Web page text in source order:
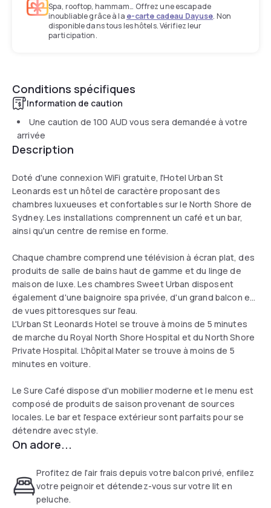
Spa, rooftop, hammam… Offrez une escapade
inoubliable grâce à la e-carte cadeau Dayuse. Non
disponible dans tous les hôtels. Vérifiez leur
participation.
Conditions spécifiques
Information de caution
Une caution de100 AUD vous sera demandée à votre
arrivée
Description
Doté d'une connexion WiFi gratuite, l'Hotel Urban St
Leonards est un hôtel de caractère proposant des
chambres luxueuses et confortables sur le North Shore de
Sydney. Les installations comprennent un café et un bar,
ainsi qu'un centre de remise en forme.
Chaque chambre comprend une télévision à écran plat, des
produits de salle de bains haut de gamme et du linge de
maison de luxe. Les chambres Sweet Urban disposent
également d'une baignoire spa privée, d'un grand balcon et
de vues pittoresques sur l'eau.
L'Urban St Leonards Hotel se trouve à moins de 5 minutes
de marche du Royal North Shore Hospital et du North Shore
Private Hospital. L'hôpital Mater se trouve à moins de 5
minutes en voiture.
Le Sure Café dispose d'un mobilier moderne et le menu est
composé de produits de saison provenant de sources
locales. Le bar et l'espace extérieur sont parfaits pour se
détendre avec style.
On adore...
Profitez de l'air frais depuis votre balcon privé, enfilez
votre peignoir et détendez-vous sur votre lit en
peluche.